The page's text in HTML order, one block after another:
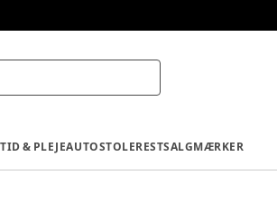
& PLEJEAUTOSTOLERESTSALGMÆRKER